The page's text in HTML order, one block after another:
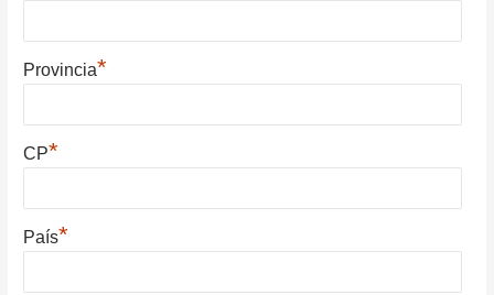
Provincia*
CP*
País*